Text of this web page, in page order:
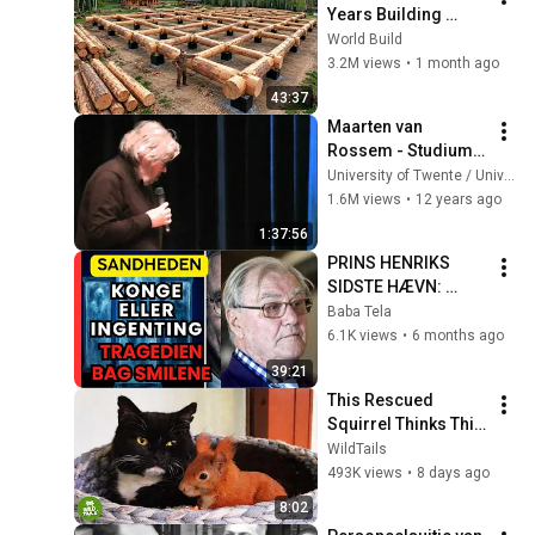
43:37
Years Building
HUGE Wooden
House for his
@bjornbrenton
World Build
3.2M views • 1 month ago
1:37:56
Maarten van
Rossem - Studium
Generale
University of Twente / Universiteit Twente
1.6M views • 12 years ago
39:21
PRINS HENRIKS
SIDSTE HÆVN:
Hvorfor står
sarkofagen til 30
Baba Tela
6.1K views • 6 months ago
8:02
This Rescued
Squirrel Thinks This
Cat Is His Mom...
And What He Does Is
WildTails
493K views • 8 days ago